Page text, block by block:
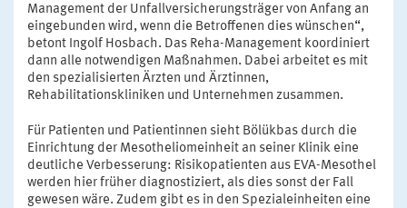
Management der Unfallversicherungsträger von Anfang an
eingebunden wird, wenn die Betroffenen dies wünschen“,
betont Ingolf Hosbach. Das Reha-Management koordiniert
dann alle notwendigen Maßnahmen. Dabei arbeitet es mit
den spezialisierten Ärzten und Ärztinnen,
Rehabilitationskliniken und Unternehmen zusammen.
Für Patienten und Patientinnen sieht Bölükbas durch die
Einrichtung der Mesotheliomeinheit an seiner Klinik eine
deutliche Verbesserung: Risikopatienten aus EVA-Mesothel
werden hier früher diagnostiziert, als dies sonst der Fall
gewesen wäre. Zudem gibt es in den Spezialeinheiten eine